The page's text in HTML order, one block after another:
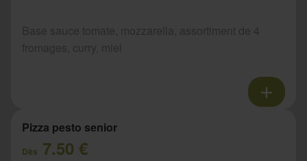
Pizza pesto senior
Dès 7.50 €